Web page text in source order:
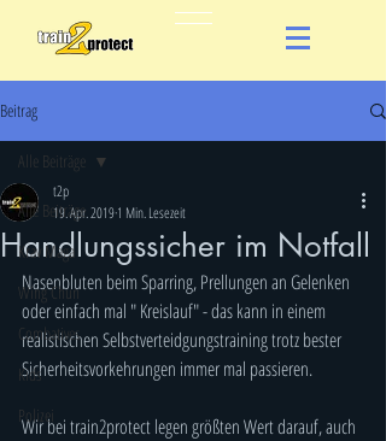
Beitrag
Alle Beiträge
Krav Maga
Wing Chun
Combatives
Kids
Polizei
Alle Beiträge
Handlungssicher im Notfall
t2p
19. Apr. 20191 Min. Lesezeit
Nasenbluten beim Sparring, Prellungen an Gelenken
oder einfach mal " Kreislauf" - das kann in einem
realistischen Selbstverteidgungstraining trotz bester
Sicherheitsvorkehrungen immer mal passieren.
Wir bei train2protect legen größten Wert darauf, auch